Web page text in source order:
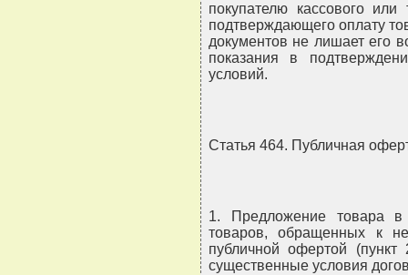
покупателю кассового
подтверждающего оплату
документов не лишает его
показания в
условий.
Статья 464. Публичная
1. Предложение товара в
товаров, обращенных к
публичной офертой
существенные условия